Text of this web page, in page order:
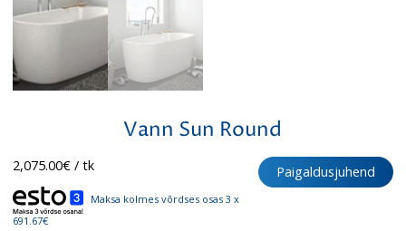
Vann Sun Round
Paigaldusjuhend
2,075.00€/ tk
Maksa kolmes võrdses osas 3 x
691.67€